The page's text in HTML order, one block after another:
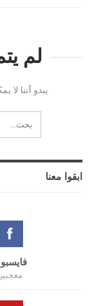
لم
يبدو أننا
ابقوا معنا